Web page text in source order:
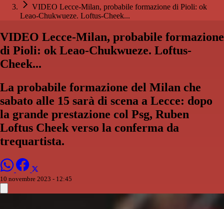
VIDEO Lecce-Milan, probabile formazione di Pioli: ok
Leao-Chukwueze. Loftus-Cheek...
VIDEO Lecce-Milan, probabile formazione
di Pioli: ok Leao-Chukwueze. Loftus-
Cheek...
La probabile formazione del Milan che
sabato alle 15 sarà di scena a Lecce: dopo
la grande prestazione col Psg, Ruben
Loftus Cheek verso la conferma da
trequartista.
10 novembre 2023 - 12:45